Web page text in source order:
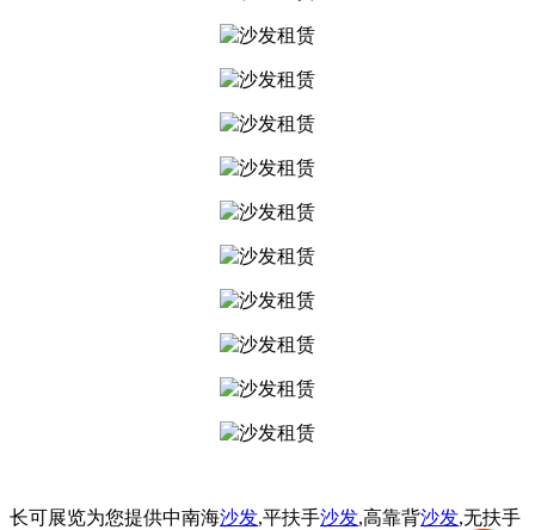
长可展览为您提供中南海沙发,平扶手沙发,高靠背沙发,无扶手